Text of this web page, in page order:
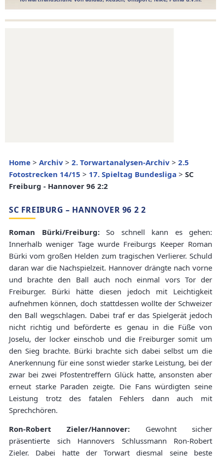
Home > Archiv > 2. Torwartanalysen-Archiv > 2.5
Fotostrecken 14/15 > 17. Spieltag Bundesliga > SC
Freiburg - Hannover 96 2:2
SC FREIBURG – HANNOVER 96 2 2
Roman Bürki/Freiburg: So schnell kann es gehen:
Innerhalb weniger Tage wurde Freiburgs Keeper Roman
Bürki vom großen Helden zum tragischen Verlierer. Schuld
daran war die Nachspielzeit. Hannover drängte nach vorne
und brachte den Ball auch noch einmal vors Tor der
Freiburger. Bürki hätte diesen jedoch mit Leichtigkeit
aufnehmen können, doch stattdessen wollte der Schweizer
den Ball wegschlagen. Dabei traf er das Spielgerät jedoch
nicht richtig und beförderte es genau in die Füße von
Joselu, der locker einschob und die Freiburger somit um
den Sieg brachte. Bürki brachte sich dabei selbst um die
Anerkennung für eine sonst wieder starke Leistung, bei der
zwar bei zwei Pfostentreffern Glück hatte, ansonsten aber
erneut starke Paraden zeigte. Die Fans würdigten seine
Leistung trotz des fatalen Fehlers dann auch mit
Sprechchören.
Ron-Robert Zieler/Hannover: Gewohnt sicher
präsentierte sich Hannovers Schlussmann Ron-Robert
Zieler. Dabei hatte der Torwart diesmal seine beste